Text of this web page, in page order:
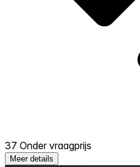
37 Onder vraagprijs
Meer details